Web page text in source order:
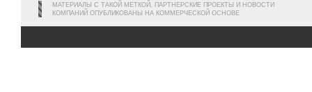
МАТЕРИАЛЫ С ТАКОЙ МЕТКОЙ, ПАРТНЕРСКИЕ ПРОЕКТЫ И НОВОСТИ
КОМПАНИЙ ОПУБЛИКОВАНЫ НА КОММЕРЧЕСКОЙ ОСНОВЕ